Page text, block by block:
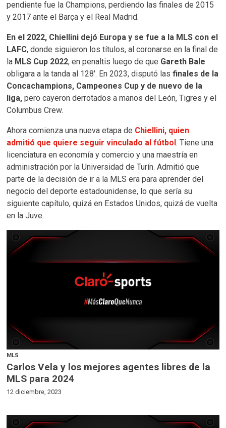
pendiente fue la Champions, perdiendo las finales de 2015
y 2017 ante el Barça y el Real Madrid.
En el 2022, Chiellini dejó Europa y se fue a la MLS con el
LAFC, donde siguieron los títulos, al coronarse en la final de
la MLS Cup 2022, en penaltis luego de que Gareth Bale
obligara a la tanda al 128′. En 2023, disputó las finales de la
Concachampions, Campeones Cup y de nuevo de la
liga,pero cayeron derrotados a manos del León, Tigres y el
Columbus Crew.
Ahora comienza una nueva etapa de Chiellini, quien
admitió que quiere seguir vinculado al fútbol. Tiene una
licenciatura en economía y comercio y una maestría en
administración por la Universidad de Turín. Admitió que
parte de la decisión de ir a la MLS era para aprender del
negocio del deporte estadounidense, lo que sería su
siguiente capítulo, quizá en Estados Unidos, quizá de vuelta
en la Juve.
MLS
Carlos Vela y los mejores agentes libres de la
MLS para 2024
12 diciembre, 2023